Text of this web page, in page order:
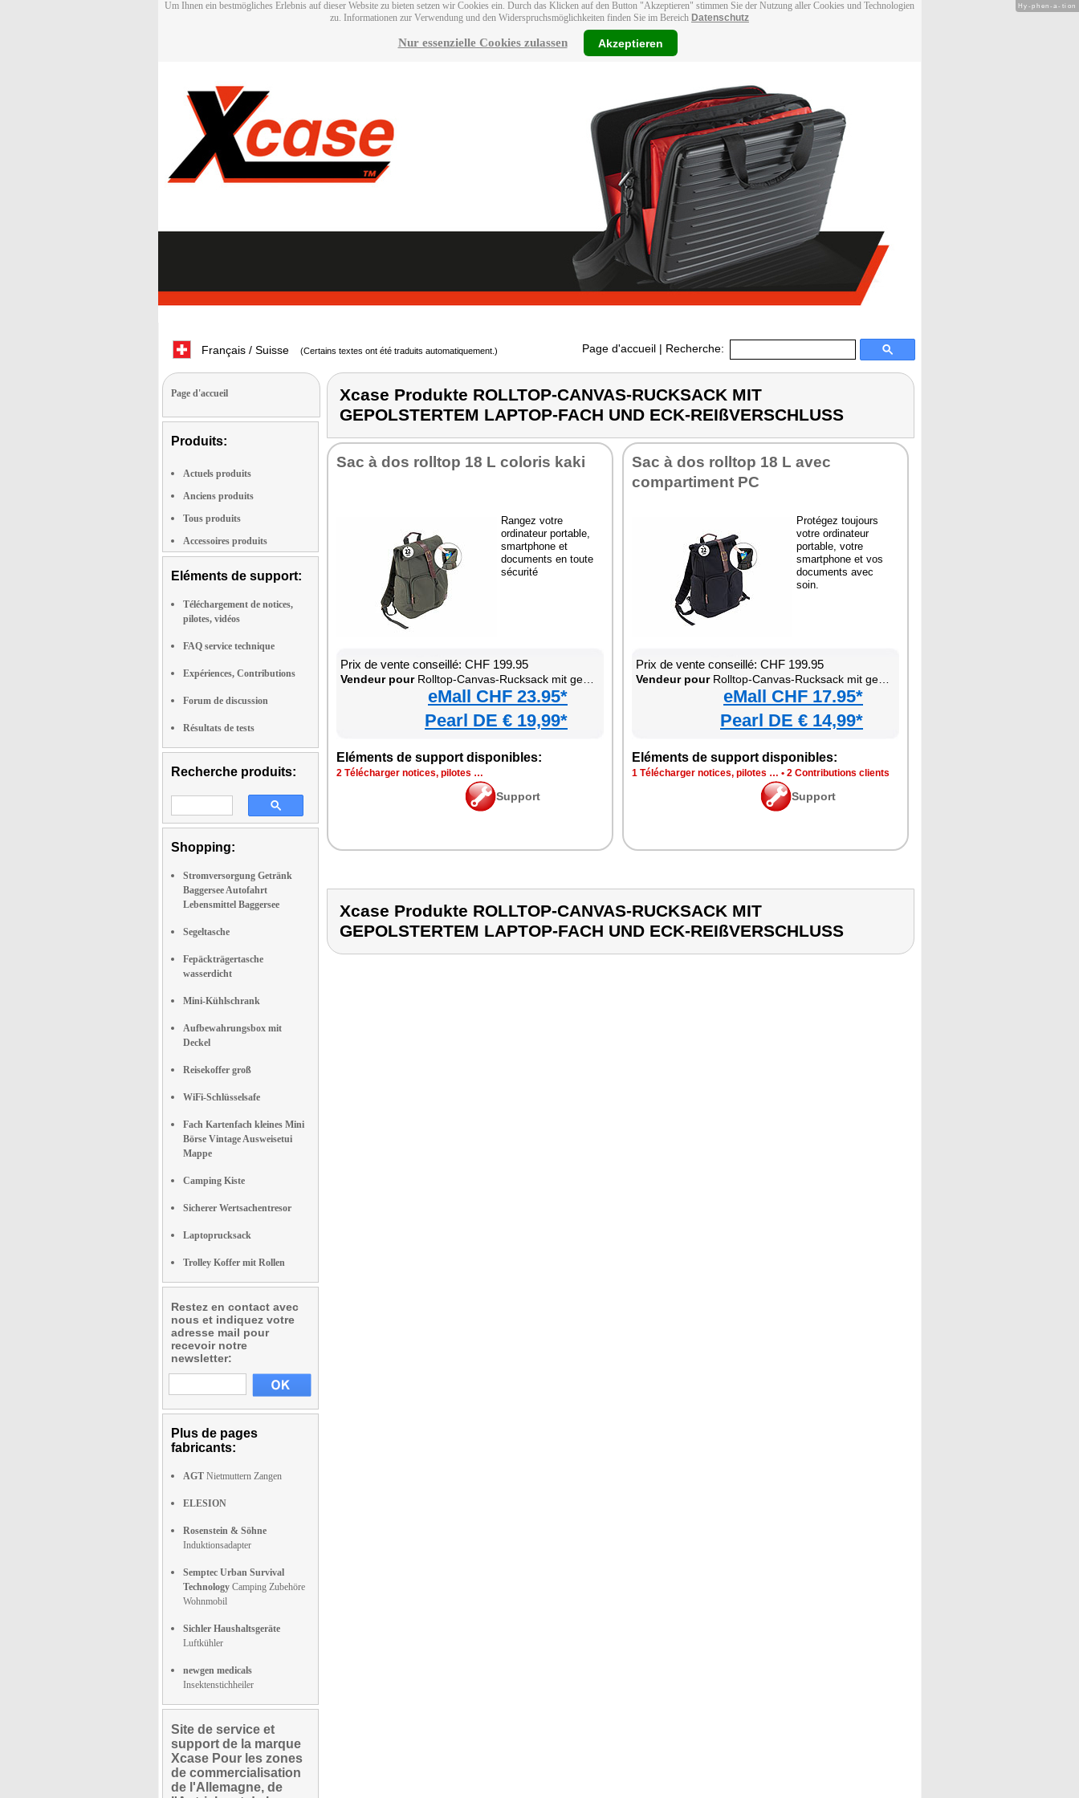
Um Ihnen ein bestmögliches Erlebnis auf dieser Website zu bieten setzen wir Cookies ein. Durch das Klicken auf den Button "Akzeptieren" stimmen Sie der Nutzung aller Cookies und Technologien
zu. Informationen zur Verwendung und den Widerspruchsmöglichkeiten finden Sie im Bereich Datenschutz
Nur essenzielle Cookies zulassen Akzeptieren
Français / Suisse (Certains textes ont été traduits automatiquement.) Page d'accueil | Recherche:
Page d'accueil
Produits:
Actuels produits
Anciens produits
Tous produits
Accessoires produits
Eléments de support:
Téléchargement de notices,
pilotes, vidéos
FAQ service technique
Expériences, Contributions
Forum de discussion
Résultats de tests
Recherche produits:
Shopping:
Stromversorgung Getränk
Baggersee Autofahrt
Lebensmittel Baggersee
Segeltasche
Fepäckträgertasche
wasserdicht
Mini-Kühlschrank
Aufbewahrungsbox mit
Deckel
Reisekoffer groß
WiFi-Schlüsselsafe
Fach Kartenfach kleines Mini
Börse Vintage Ausweisetui
Mappe
Camping Kiste
Sicherer Wertsachentresor
Laptoprucksack
Trolley Koffer mit Rollen
Restez en contact avec
nous et indiquez votre
adresse mail pour
recevoir notre
newsletter:
Plus de pages
fabricants:
AGT Nietmuttern Zangen
ELESION
Rosenstein & Söhne
Induktionsadapter
Semptec Urban Survival
Technology Camping Zubehöre
Wohnmobil
Sichler Haushaltsgeräte
Luftkühler
newgen medicals
Insektenstichheiler
Site de service et
support de la marque
Xcase Pour les zones
de commercialisation
de l'Allemagne, de
Xcase Produkte ROLLTOP-CANVAS-RUCKSACK MIT
GEPOLSTERTEM LAPTOP-FACH UND ECK-REIßVERSCHLUSS
Sac à dos rolltop 18 L coloris kaki
Rangez votre
ordinateur portable,
smartphone et
documents en toute
sécurité
Prix de vente conseillé: CHF 199.95
Vendeur pourRolltop-Canvas-Rucksack mit gepolstertem Laptop-Fach und Eck-Reißverschluss
eMall CHF 23.95*
Pearl DE € 19,99*
Eléments de support disponibles:
2 Télécharger notices, pilotes …
Support
Sac à dos rolltop 18 L avec
compartiment PC
Protégez toujours
votre ordinateur
portable, votre
smartphone et vos
documents avec
soin.
Prix de vente conseillé: CHF 199.95
Vendeur pourRolltop-Canvas-Rucksack mit gepolstertem Laptop-Fach und Eck-Reißverschluss
eMall CHF 17.95*
Pearl DE € 14,99*
Eléments de support disponibles:
1 Télécharger notices, pilotes … • 2 Contributions clients
Support
Xcase Produkte ROLLTOP-CANVAS-RUCKSACK MIT
GEPOLSTERTEM LAPTOP-FACH UND ECK-REIßVERSCHLUSS
Hy-phen-a-tion